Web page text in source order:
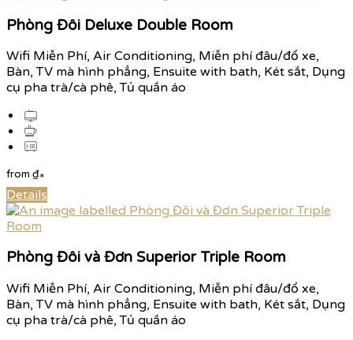
Phòng Đôi Deluxe Double Room
Wifi Miễn Phí, Air Conditioning, Miễn phí đâu/đổ xe,
Bàn, TV mà hình phẳng, Ensuite with bath, Két sắt, Dụng
cụ pha trà/cà phê, Tủ quần áo
from ₫*
Details
Phòng Đôi và Đơn Superior Triple Room
Wifi Miễn Phí, Air Conditioning, Miễn phí đâu/đổ xe,
Bàn, TV mà hình phẳng, Ensuite with bath, Két sắt, Dụng
cụ pha trà/cà phê, Tủ quần áo